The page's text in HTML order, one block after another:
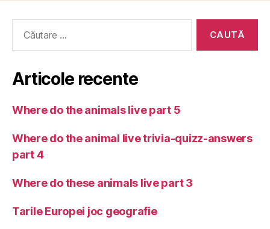
articole
după:
Articole recente
Where do the animals live part 5
Where do the animal live trivia-quizz-answers
part 4
Where do these animals live part 3
Tarile Europei joc geografie